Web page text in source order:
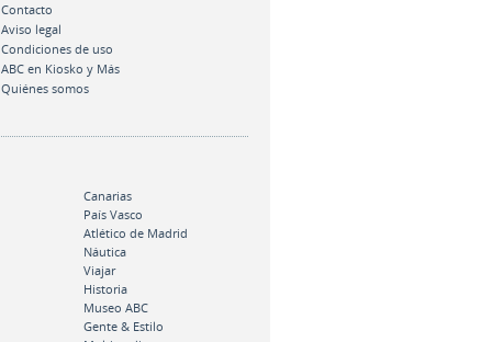
Contacto
Aviso legal
Condiciones de uso
ABC en Kiosko y Más
Quiénes somos
Canarias
País Vasco
Atlético de Madrid
Náutica
Viajar
Historia
Museo ABC
Gente & Estilo